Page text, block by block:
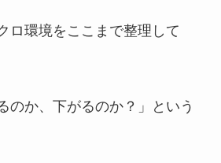
ロ環境をここまで整理して
のか、下がるのか？」という